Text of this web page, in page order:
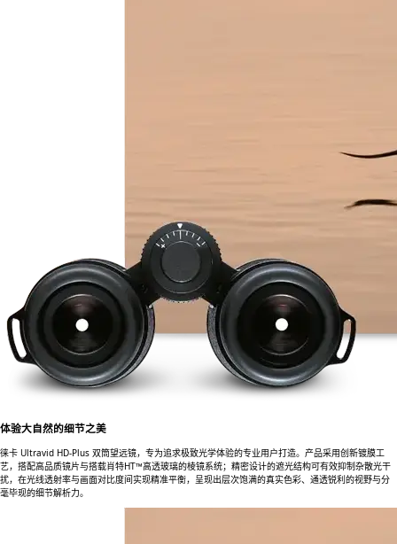
体验大自然的细节之美
徕卡 Ultravid HD‑Plus 双筒望远镜，专为追求极致光学体验的专业用户打造。产品采用创新镀膜工
艺，搭配高品质镜片与搭载肖特HT™高透玻璃的棱镜系统；精密设计的遮光结构可有效抑制杂散光干
扰，在光线透射率与画面对比度间实现精准平衡，呈现出层次饱满的真实色彩、通透锐利的视野与分
毫毕现的细节解析力。